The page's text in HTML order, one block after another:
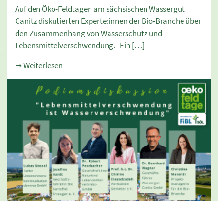
Auf den Öko-Feldtagen am sächsischen Wassergut
Canitz diskutierten Experte:innen der Bio-Branche über
den Zusammenhang von Wasserschutz und
Lebensmittelverschwendung. Ein […]
➞ Weiterlesen